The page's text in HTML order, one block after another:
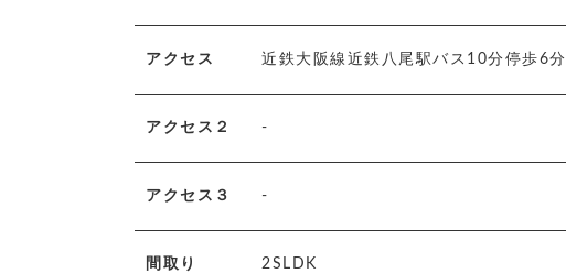
アクセス 近鉄大阪線近鉄八尾駅バス10分停歩6分
アクセス２ -
アクセス３ -
間取り 2SLDK